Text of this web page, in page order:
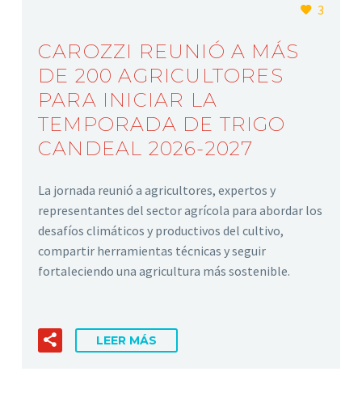
3
CAROZZI REUNIÓ A MÁS
DE 200 AGRICULTORES
PARA INICIAR LA
TEMPORADA DE TRIGO
CANDEAL 2026-2027
La jornada reunió a agricultores, expertos y
representantes del sector agrícola para abordar los
desafíos climáticos y productivos del cultivo,
compartir herramientas técnicas y seguir
fortaleciendo una agricultura más sostenible.
LEER MÁS